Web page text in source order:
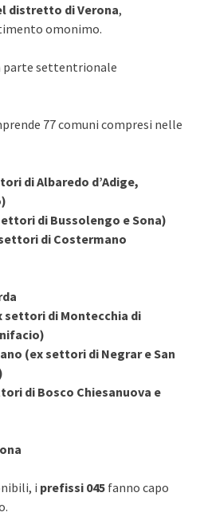
distretto di Verona,
omonimo.
parte settentrionale
77 comuni compresi nelle
di Albaredo d’Adige,
di Bussolengo e Sona)
di Costermano
settori di Montecchia di
(ex settori di Negrar e San
di Bosco Chiesanuova e
i prefissi 045 fanno capo